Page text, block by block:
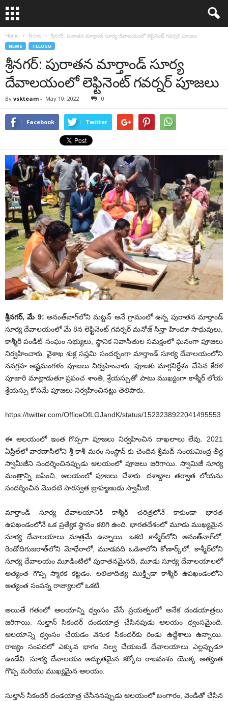
Home News శ్రీ‌న‌గ‌ర్: పురాత‌న మార్తాండ్ సూర్య దేవాల‌యంలో లెఫ్టినెంట్ గ‌వ‌ర్న‌ర్ పూజ‌లు
NEWS TELUGU
శ్రీ‌న‌గ‌ర్: పురాత‌న మార్తాండ్ సూర్య
దేవాల‌యంలో లెఫ్టినెంట్ గ‌వ‌ర్న‌ర్ పూజ‌లు
By vskteam - May 10, 2022 0
Facebook Twitter
శ్రీనగర్, మే 9: అనంత్‌నాగ్‌లోని మట్టన్ అనే గ్రామంలో ఉన్న పురాతన మార్తాండ్
సూర్య దేవాలయంలో మే 8న లెఫ్టినెంట్ గవర్నర్ మనోజ్ సిన్హా హిందూ సాధువులు,
కాశ్మీరీ పండిట్ సంఘం సభ్యులు, స్థానిక నివాసితుల సమక్షంలో ఘ‌నంగా పూజలు
నిర్వహించారు. వైశాఖ శుక్ల సప్తమి సంద‌ర్భంగా మార్తాండ్ సూర్య దేవాలయంలోని
నవగ్రహ అష్టమంగళం పూజలు నిర్వహించారు. పూజకు మార్గనిర్దేశం చేసిన కేరళ
పూజారి మాట్లాడుతూ ప్రపంచ శాంతి, శ్రేయస్సుతో పాటు ముఖ్యంగా కాశ్మీర్ లోయ
శ్రేయ‌స్సు కోస‌మే పూజ‌లు నిర్వ‌హించిన‌ట్టు తెలిపారు.
https://twitter.com/OfficeOfLGJandK/status/1523238922041495553
ఈ ఆలయంలో ఇంత గొప్పగా పూజలు నిర్వహించిన దాఖలాలు లేవు. 2021
ఏప్రిల్‌లో వార‌ణాసిలోని శ్రీ కాశీ మఠం సంస్థాన్ కు చెందిన శ్రీమద్ సంయమింద్ర తీర్థ
స్వామీజీని సంద‌ర్శించిన‌ప్పుడు ఆల‌యంలో పూజ‌లు జ‌రిగాయి. స్వామిజీ సూర్య
మంత్రాన్ని జపించి, ఆలయంలో పూజలు చేశారు. దశాబ్దాల తర్వాత లోయను
సందర్శించిన మొదటి సారస్వత బ్రాహ్మణుడు స్వామీజీ.
మార్తాండ్ సూర్య దేవాలయానికి కాశ్మీర్ చరిత్రలోనే కాకుండా భారత
ఉపఖండంలోనే ఒక ప్రత్యేక స్థానం క‌లిగి ఉంది. భారతదేశంలో మూడు ముఖ్యమైన
సూర్య దేవాలయాలు మాత్రమే ఉన్నాయి. ఒకటి కాశ్మీర్‌లోని అనంత్‌నాగ్‌లో,
రెండోదిగుజరాత్‌లోని మోధేరాలో, మూడవది ఒడిశాలోని కోణార్క్‌లో. కాశ్మీర్‌లోని
సూర్య దేవాలయం మూడింటిలో పురాతనమైనది, మూడు సూర్య దేవాలయాలలో
అత్యంత గొప్ప స్మారక కట్టడం. లలితాదిత్య ముక్త్పిడా కాశ్మీర్ ఉపఖండంలోని
అత్యంత సంపన్న రాజ్యాలలో ఒకటి.
అయితే గ‌తంలో ఆల‌యాన్ని ధ్వంసం చేసే ప్రయత్నంలో అనేక దండయాత్రలు
జరిగాయి. సుల్తాన్ సికందర్ దండయాత్ర చేసిన‌పుడు ఆల‌యం ధ్వంసమైంది.
ఆలయాన్ని ధ్వంసం చేయడం వెనుక సికందర్‌కు రెండు ఉద్దేశాలు ఉన్నాయి.
రాజ్యం సంపదలో ఎక్కువ భాగం నిల్వ చేయబడే దేవాలయాలు ఎల్లప్పుడూ
ఉండేవి. సూర్య దేవాలయం అద్భుతమైన కర్కోట రాజవంశం యొక్క అత్యంత
గొప్ప మరియు ముఖ్యమైన ఆలయం.
సుల్తాన్ సికందర్ దండయాత్ర చేసిన‌న‌ప్పుడు ఆలయంలో బంగారం, వెండితో చేసిన